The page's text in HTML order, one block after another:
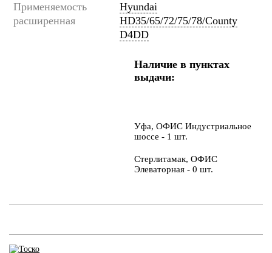
Применяемость
расширенная
Hyundai
HD35/65/72/75/78/County
D4DD
Наличие в пунктах
выдачи:
Уфа, ОФИС Индустриальное
шоссе - 1 шт.
Стерлитамак, ОФИС
Элеваторная - 0 шт.